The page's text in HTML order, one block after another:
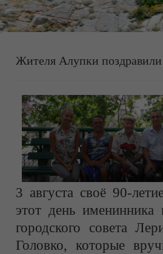
Жителя Алупки
3 августа своё 90-
этот день именинника
городского совета
Головко, которые